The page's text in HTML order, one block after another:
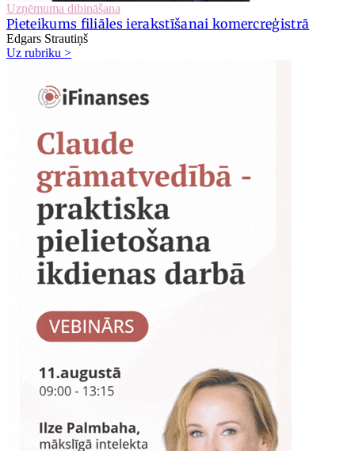
Uzņēmuma dibināšana
Pieteikums filiāles ierakstīšanai komercreģistrā
Edgars Strautiņš
Uz rubriku >